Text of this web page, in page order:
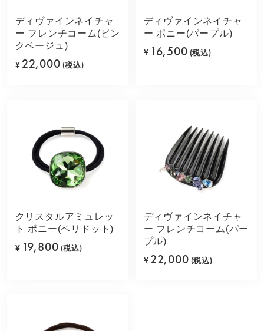
ディヴァインネイチャ
ー フレンチコーム(ピン
クベージュ)
¥ 22,000 (税込)
ディヴァインネイチャ
ー ポニー(パープル)
¥ 16,500 (税込)
クリスタルアミュレッ
ト ポニー(ペリドット)
¥ 19,800 (税込)
ディヴァインネイチャ
ー フレンチコーム(パー
プル)
¥ 22,000 (税込)